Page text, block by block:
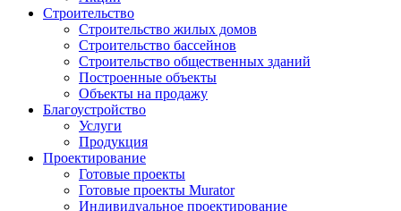
Строительство
Строительство жилых домов
Строительство бассейнов
Строительство общественных зданий
Построенные объекты
Объекты на продажу
Благоустройство
Услуги
Продукция
Проектирование
Готовые проекты
Готовые проекты Murator
Индивидуальное проектирование